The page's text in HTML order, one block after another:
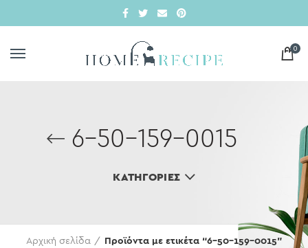
0
6-50-159-0015
ΚΑΤΗΓΟΡΊΕΣ
Αρχική σελίδα Προϊόντα με ετικέτα “6-50-159-0015”